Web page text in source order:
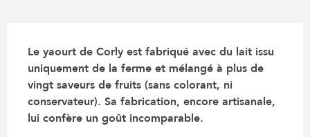
Le yaourt de Corly est fabriqué avec du lait issu
uniquement de la ferme et mélangé à plus de
vingt saveurs de fruits (sans colorant, ni
conservateur). Sa fabrication, encore artisanale,
lui confère un goût incomparable.